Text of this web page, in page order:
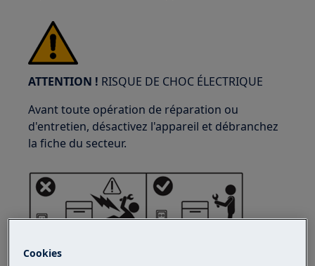
ATTENTION ! RISQUE DE CHOC ÉLECTRIQUE
Avant toute opération de réparation ou
d'entretien, désactivez l'appareil et débranchez
la fiche du secteur.
Cookies